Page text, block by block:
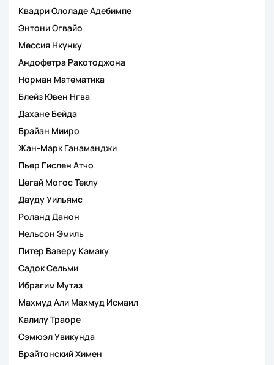
Квадри Ололаде Адебимпе
Энтони Огвайо
Мессия Нкунку
Андофетра Ракотоджона
Норман Математика
Блейз Ювен Нгва
Дахане Бейда
Брайан Мииро
Жан-Марк Ганаманджи
Пьер Гислен Атчо
Цегай Могос Теклу
Дауду Уильямс
Роланд Данон
Нельсон Эмиль
Питер Ваверу Камаку
Садок Сельми
Ибрагим Мутаз
Махмуд Али Махмуд Исмаил
Калилу Траоре
Сэмюэл Увикунда
Брайтонский Химен